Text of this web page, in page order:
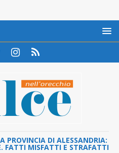
PROVINCIA DI ALESSANDRIA:
FATTI MISFATTI E STRAFATTI